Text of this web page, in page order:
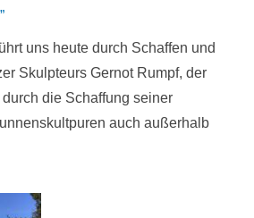
uns heute durch Schaffen und
Skulpteurs Gernot Rumpf, der
die Schaffung seiner
auch außerhalb